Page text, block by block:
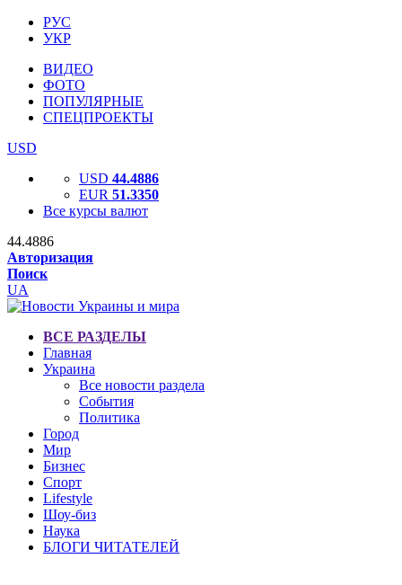
РУС
УКР
ВИДЕО
ФОТО
ПОПУЛЯРНЫЕ
СПЕЦПРОЕКТЫ
USD
USD 44.4886
EUR 51.3350
Все курсы валют
44.4886
Авторизация
Поиск
UA
ВСЕ РАЗДЕЛЫ
Главная
Украина
Все новости раздела
События
Политика
Город
Мир
Бизнес
Спорт
Lifestyle
Шоу-биз
Наука
БЛОГИ ЧИТАТЕЛЕЙ